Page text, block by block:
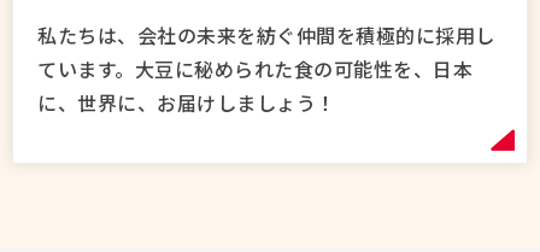
私たちは、会社の未来を紡ぐ仲間を積極的に採用し
ています。大豆に秘められた食の可能性を、日本
に、世界に、お届けしましょう！